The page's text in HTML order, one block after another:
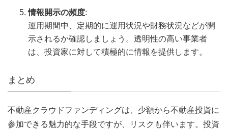
情報開示の頻度:
運用期間中、定期的に運用状況や財務状況などが開
示されるか確認しましょう。透明性の高い事業者
は、投資家に対して積極的に情報を提供します。
まとめ
不動産クラウドファンディングは、少額から不動産投資に
参加できる魅力的な手段ですが、リスクも伴います。投資